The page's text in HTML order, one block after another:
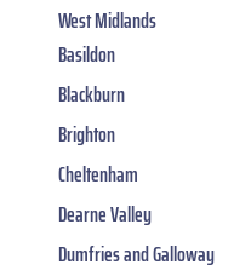
West Midlands
Basildon
Blackburn
Brighton
Cheltenham
Dearne Valley
Dumfries and Galloway